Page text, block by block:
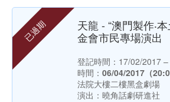
已過期
天龍 - “澳門製作‧
金會市民專場演出
登記時間：17/02/2017
時間： 06/04/2017（
法院大樓二樓黑盒劇場
演出：曉角話劇研進社